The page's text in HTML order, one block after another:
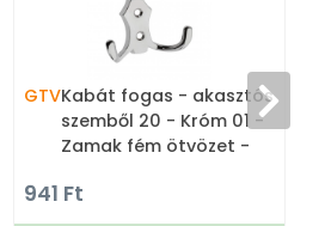
GTVKabát fogas - akasztós
szemből 20 - Króm 01 -
Zamak fém ötvözet -
fogas
941 Ft